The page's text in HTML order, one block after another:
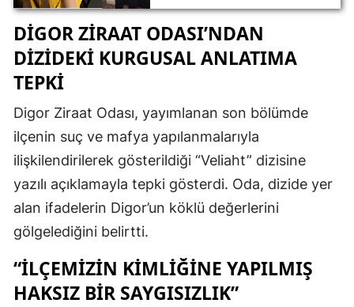
Eskişehir
Gaziantep
Gümüşhane
Hakkari
Hatay
Isparta
DIGOR ZIRAAT ODASI’NDAN
DIZIDEKI KURGUSAL ANLATIMA
TEPKI
Digor Ziraat Odası, yayımlanan son bölümde
ilçenin suç ve mafya yapılanmalarıyla
ilişkilendirilerek gösterildiği “Veliaht” dizisine
yazılı açıklamayla tepki gösterdi. Oda, dizide yer
alan ifadelerin Digor’un köklü değerlerini
gölgelediğini belirtti.
“İLÇEMIZIN KIMLIĞINE YAPILMIŞ
HAKSIZ BIR SAYGISIZLIK”